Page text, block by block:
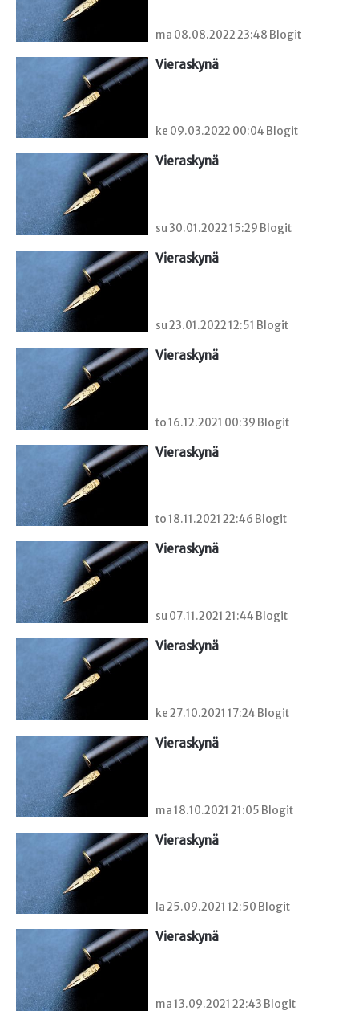
ma 08.08.2022 23:48 Blogit
Vieraskynä
ke 09.03.2022 00:04 Blogit
Vieraskynä
su 30.01.2022 15:29 Blogit
Vieraskynä
su 23.01.2022 12:51 Blogit
Vieraskynä
to 16.12.2021 00:39 Blogit
Vieraskynä
to 18.11.2021 22:46 Blogit
Vieraskynä
su 07.11.2021 21:44 Blogit
Vieraskynä
ke 27.10.2021 17:24 Blogit
Vieraskynä
ma 18.10.2021 21:05 Blogit
Vieraskynä
la 25.09.2021 12:50 Blogit
Vieraskynä
ma 13.09.2021 22:43 Blogit